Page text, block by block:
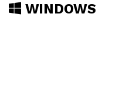
WINDOWS